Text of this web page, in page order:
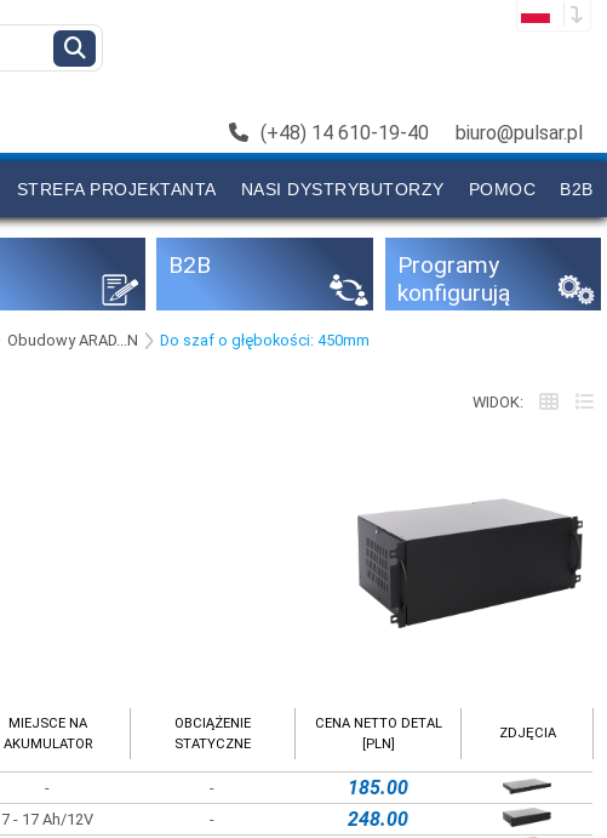
(+48) 14 610-19-40 biuro@pulsar.pl
STREFA PROJEKTANTA NASI DYSTRYBUTORZY POMOC B2B
B2B
Programy
konfigurują
Obudowy ARAD...N Do szaf o głębokości: 450mm
WIDOK:
MIEJSCE NA
AKUMULATOR
OBCIĄŻENIE
STATYCZNE
CENA NETTO DETAL
[PLN]
ZDJĘCIA
- - 185.00
7 - 17 Ah/12V - 248.00